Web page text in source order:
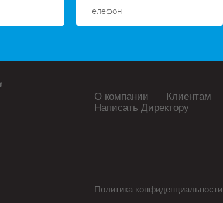
О компании Клиентам
Написать Директору
Политика конфиденциальности